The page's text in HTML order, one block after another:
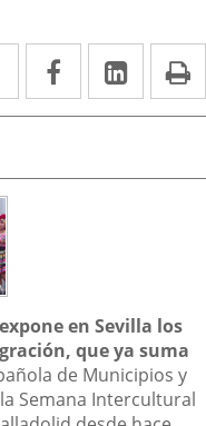
Twitter
Enlace Facebook
Enlace
a
aplicación
Enlace
a
en Sevilla los
que ya suma
de Municipios y
Semana Intercultural